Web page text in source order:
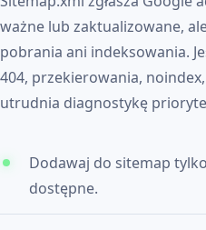
ważne lub zaktualizowane,
pobrania ani indeksowania.
404, przekierowania,
utrudnia diagnostykę
Dodawaj do sitemap
dostępne.